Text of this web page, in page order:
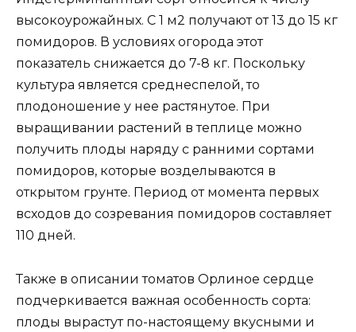
высокоурожайных. С 1 м2 получают от 13 до 15 кг
помидоров. В условиях огорода этот
показатель снижается до 7-8 кг. Поскольку
культура является среднеспелой, то
плодоношение у нее растянутое. При
выращивании растений в теплице можно
получить плоды наряду с ранними сортами
помидоров, которые возделываются в
открытом грунте. Период от момента первых
всходов до созревания помидоров составляет
110 дней.
Также в описании томатов Орлиное сердце
подчеркивается важная особенность сорта:
плоды вырастут по-настоящему вкусными и